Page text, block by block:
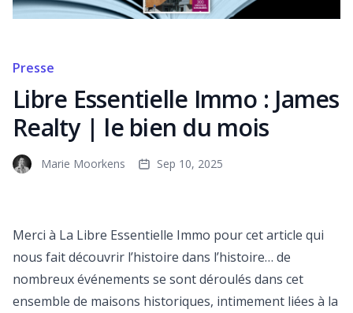
Presse
Libre Essentielle Immo : James
Realty | le bien du mois
Marie Moorkens Sep 10, 2025
Merci à La Libre Essentielle Immo pour cet article qui
nous fait découvrir l’histoire dans l’histoire… de
nombreux événements se sont déroulés dans cet
ensemble de maisons historiques, intimement liées à la